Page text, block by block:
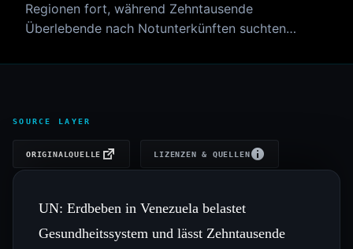
Regionen fort, während Zehntausende
Überlebende nach Notunterkünften suchten…
SOURCE LAYER
ORIGINALQUELLE LIZENZEN & QUELLEN
UN: Erdbeben in Venezuela belastet
Gesundheitssystem und lässt Zehntausende